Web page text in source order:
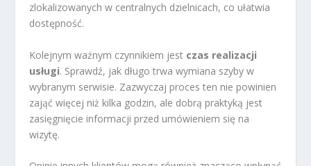
zlokalizowanych w centralnych dzielnicach, co ułatwia
dostępność.
Kolejnym ważnym czynnikiem jest czas realizacji
usługi. Sprawdź, jak długo trwa wymiana szyby w
wybranym serwisie. Zazwyczaj proces ten nie powinien
zająć więcej niż kilka godzin, ale dobrą praktyką jest
zasięgnięcie informacji przed umówieniem się na
wizytę.